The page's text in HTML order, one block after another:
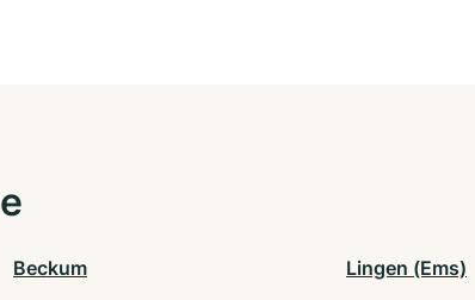
Beckum Lingen (Ems)